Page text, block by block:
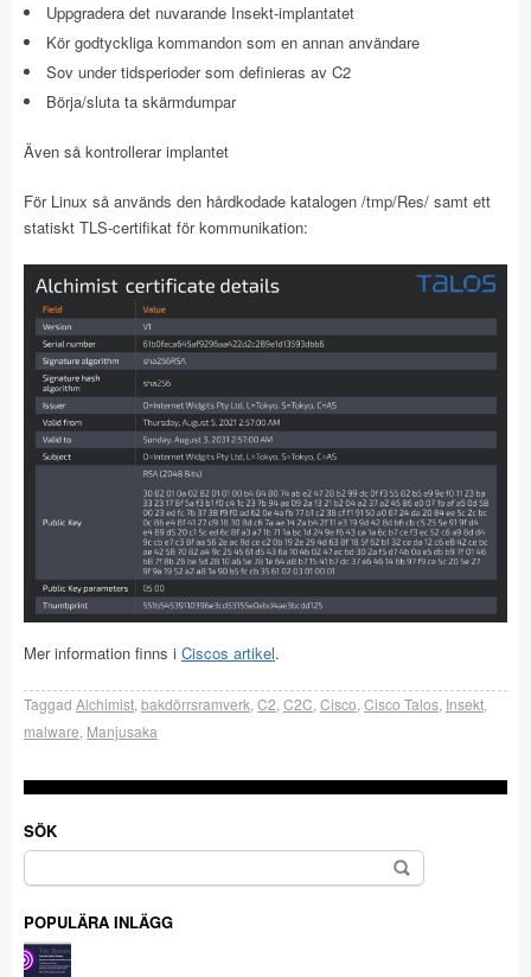
Uppgradera det nuvarande Insekt-implantatet
Kör godtyckliga kommandon som en annan användare
Sov under tidsperioder som definieras av C2
Börja/sluta ta skärmdumpar
Även så kontrollerar implantet
För Linux så används den hårdkodade katalogen /tmp/Res/ samt ett
statiskt TLS-certifikat för kommunikation:
Mer information finns i Ciscos artikel.
Taggad Alchimist bakdörrsramverk C2 C2C Cisco Cisco Talos Insekt
malware Manjusaka
SÖK
Sök
efter:
POPULÄRA INLÄGG